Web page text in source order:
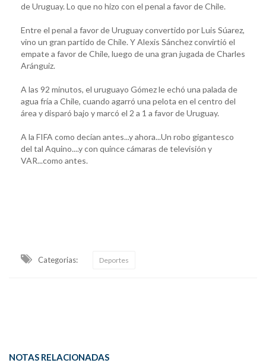
de Uruguay. Lo que no hizo con el penal a favor de Chile.
Entre el penal a favor de Uruguay convertido por Luis Súarez,
vino un gran partido de Chile. Y Alexis Sánchez convirtió el
empate a favor de Chile, luego de una gran jugada de Charles
Aránguiz.
A las 92 minutos, el uruguayo Gómez le echó una palada de
agua fría a Chile, cuando agarró una pelota en el centro del
área y disparó bajo y marcó el 2 a 1 a favor de Uruguay.
A la FIFA como decían antes...y ahora...Un robo gigantesco
del tal Aquino....y con quince cámaras de televisión y
VAR...como antes.
Categorias: Deportes
NOTAS RELACIONADAS